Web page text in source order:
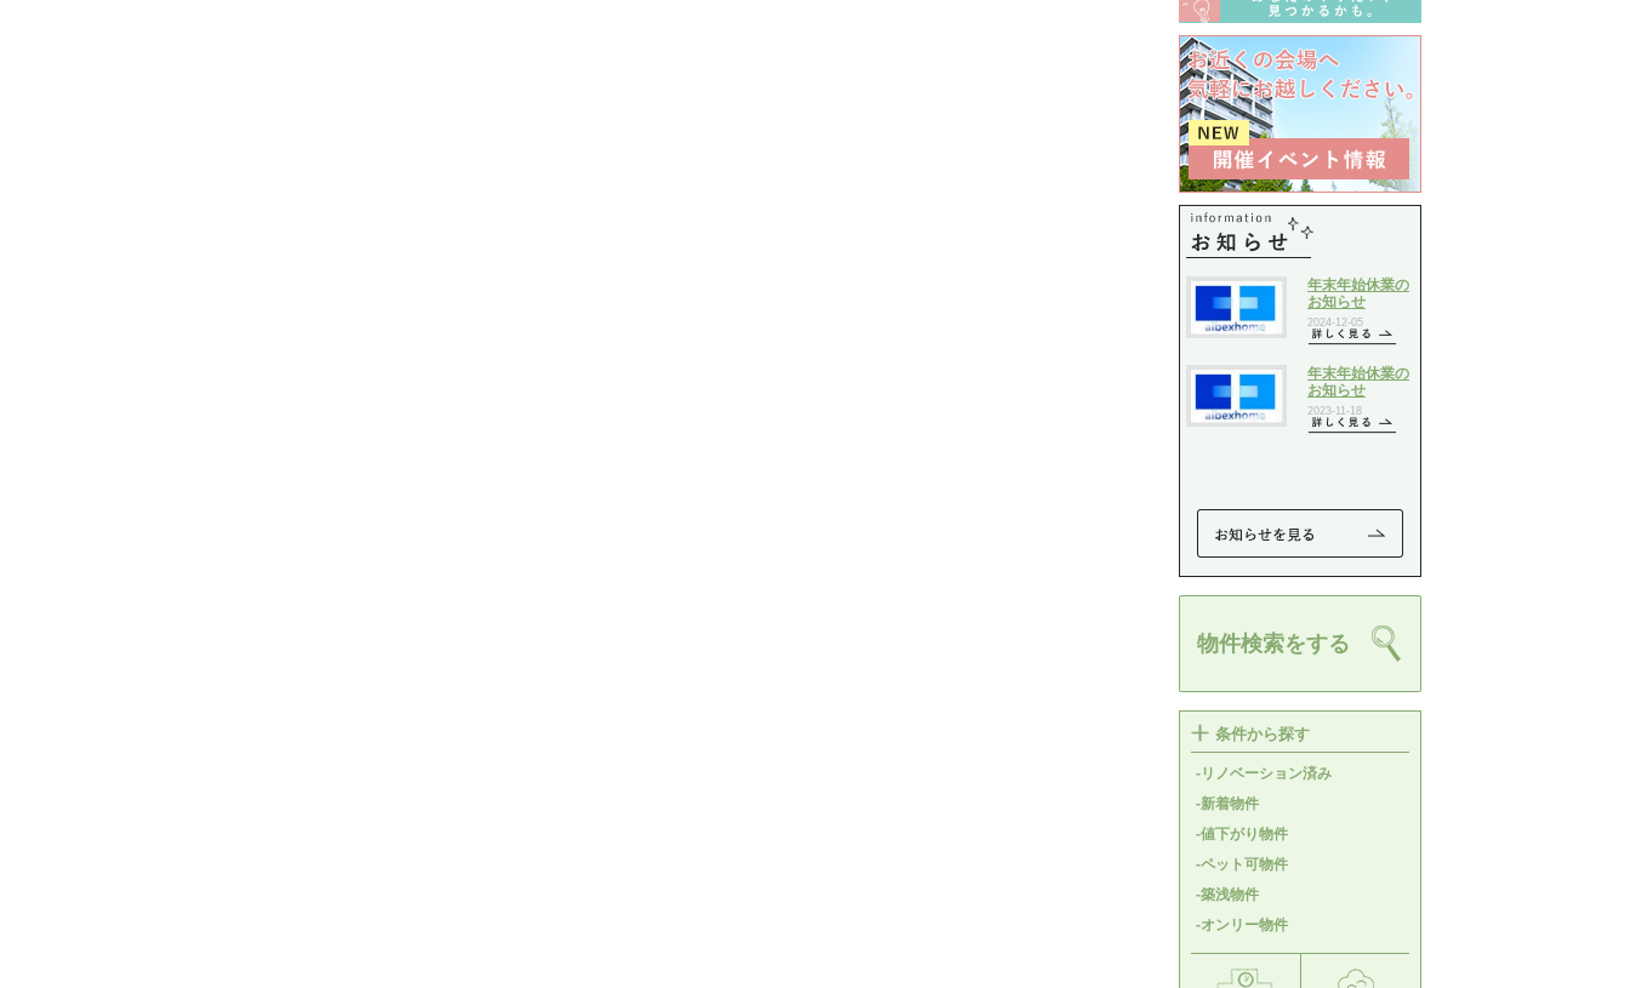
物件検索をする
条件から探す
-リノベーション済み
-新着物件
-値下がり物件
-ペット可物件
-築浅物件
-オンリー物件